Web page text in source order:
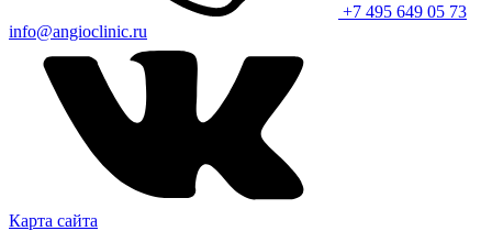
+7 495 649 05 73
info@angioclinic.ru
Карта сайта